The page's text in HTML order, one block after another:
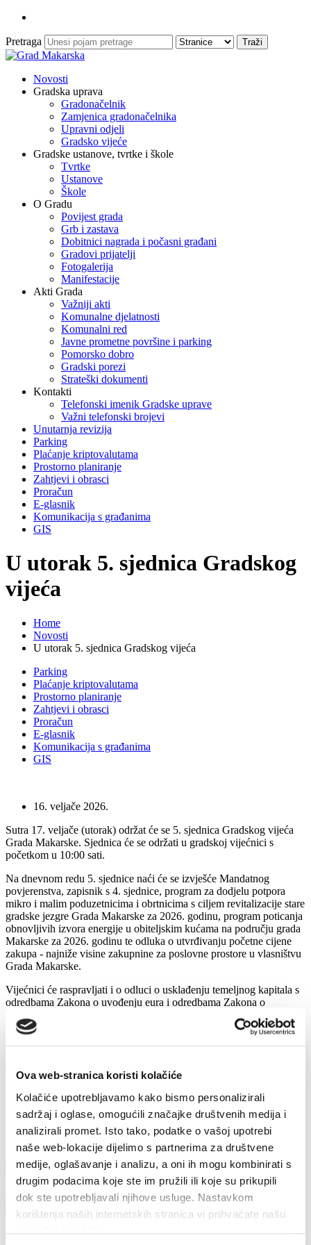
Ova web-stranica koristi kolačiće
Kolačiće upotrebljavamo kako bismo personalizirali
sadržaj i oglase, omogućili značajke društvenih medija i
analizirali promet. Isto tako, podatke o vašoj upotrebi
naše web-lokacije dijelimo s partnerima za društvene
medije, oglašavanje i analizu, a oni ih mogu kombinirati s
drugim podacima koje ste im pružili ili koje su prikupili
dok ste upotrebljavali njihove usluge. Nastavkom
korištenja naših internetskih stranica vi prihvaćate našu
Pretraga
Novosti
Gradska uprava
Gradonačelnik
Zamjenica gradonačelnika
Upravni odjeli
Gradsko vijeće
Gradske ustanove, tvrtke i škole
Tvrtke
Ustanove
Škole
O Gradu
Povijest grada
Grb i zastava
Dobitnici nagrada i počasni građani
Gradovi prijatelji
Fotogalerija
Manifestacije
Akti Grada
Važniji akti
Komunalne djelatnosti
Komunalni red
Javne prometne površine i parking
Pomorsko dobro
Gradski porezi
Strateški dokumenti
Kontakti
Telefonski imenik Gradske uprave
Važni telefonski brojevi
Unutarnja revizija
Parking
Plaćanje kriptovalutama
Prostorno planiranje
Zahtjevi i obrasci
Proračun
E-glasnik
Komunikacija s građanima
GIS
U utorak 5. sjednica Gradskog
vijeća
Home
Novosti
U utorak 5. sjednica Gradskog vijeća
Parking
Plaćanje kriptovalutama
Prostorno planiranje
Zahtjevi i obrasci
Proračun
E-glasnik
Komunikacija s građanima
GIS
16. veljače 2026.
Sutra 17. veljače (utorak) održat će se 5. sjednica Gradskog vijeća
Grada Makarske. Sjednica će se održati u gradskoj vijećnici s
početkom u 10:00 sati.
Na dnevnom redu 5. sjednice naći će se izvješće Mandatnog
povjerenstva, zapisnik s 4. sjednice, program za dodjelu potpora
mikro i malim poduzetnicima i obrtnicima s ciljem revitalizacije stare
gradske jezgre Grada Makarske za 2026. godinu, program poticanja
obnovljivih izvora energije u obiteljskim kućama na području grada
Makarske za 2026. godinu te odluka o utvrđivanju početne cijene
zakupa - najniže visine zakupnine za poslovne prostore u vlasništvu
Grada Makarske.
Vijećnici će raspravljati i o odluci o usklađenju temeljnog kapitala s
odredbama Zakona o uvođenju eura i odredbama Zakona o
novcu te usvajanju Izjave o osnivanju trgovačkog društva
STAMBENO GOSPODARSTVO MAKARSKA d.o.o., odluci o
općoj uporabi te odluci o ispravku pogreške u Odluci o komunalnoj
Zadnje vijesti
Završeni građevinski radovi na novom futsal i
dječjem igralištu